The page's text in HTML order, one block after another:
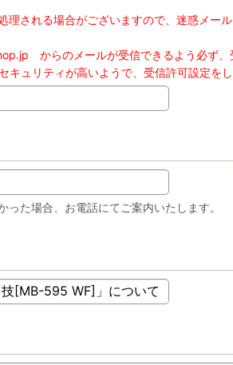
される場合がございますので、迷惑メー
からのメールが受信できるよう必ず
キュリティが高いようで、受信許可設定を
った場合、お電話にてご案内いたします。